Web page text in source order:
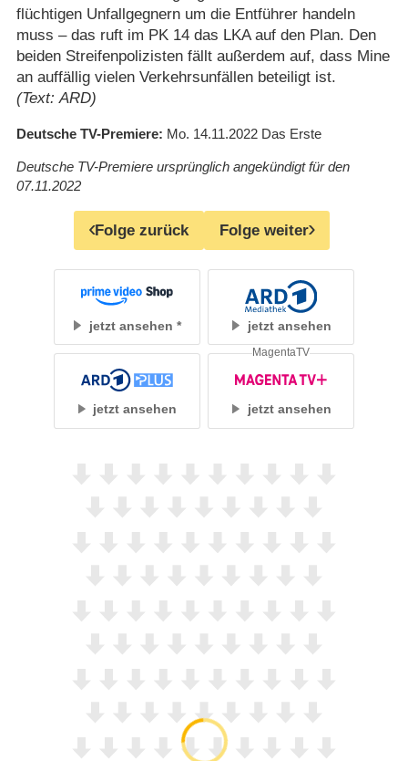
flüchtigen Unfallgegnern um die Entführer handeln
muss – das ruft im PK 14 das LKA auf den Plan. Den
beiden Streifenpolizisten fällt außerdem auf, dass Mine
an auffällig vielen Verkehrsunfällen beteiligt ist.
(Text: ARD)
Deutsche TV-Premiere Mo. 14.11.2022 Das Erste
Deutsche TV-Premiere ursprünglich angekündigt für den
07.11.2022
Folge zurück Folge weiter
jetzt ansehen jetzt ansehen
jetzt ansehen jetzt ansehen
MagentaTV